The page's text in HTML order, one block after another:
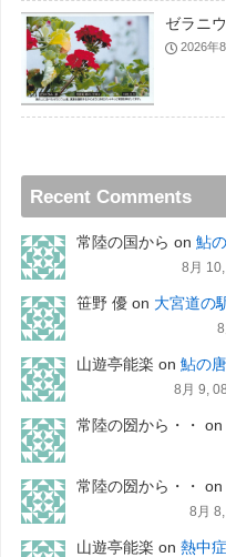
ゼラニ
2026年
Recent Comments
常陸の国から on 鮎
8月
笹野 優on 大宮道の
山遊亭能楽 on 鮎の
8月 9,
常陸の圀から・・ on
常陸の圀から・・ on
8月
山遊亭能楽 on 熱中